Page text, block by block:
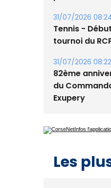
tournoi du
31/07/2026 08:22
du
Exupery